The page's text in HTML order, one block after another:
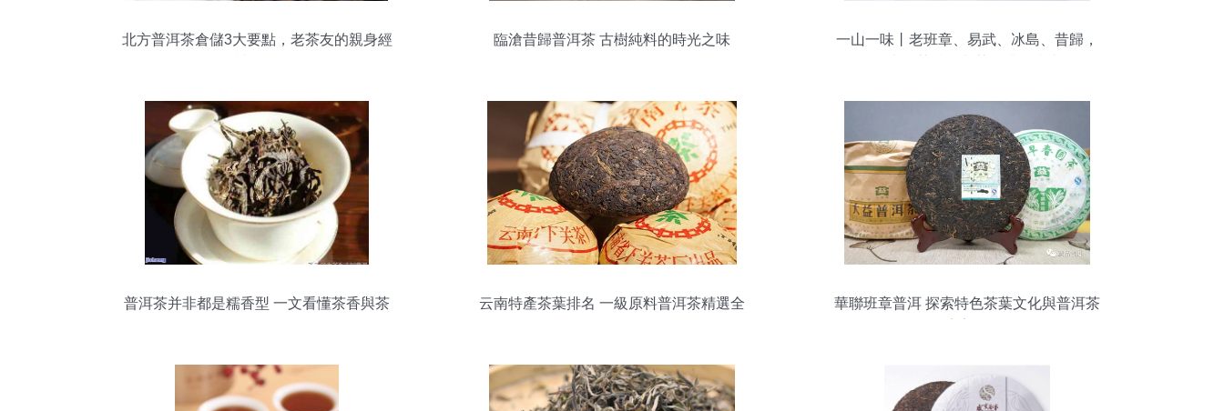
北方普洱茶倉儲3大要點，老茶友的親身經
臨滄昔歸普洱茶 古樹純料的時光之味
一山一味丨老班章、易武、冰島、昔歸，
普洱茶并非都是糯香型 一文看懂茶香與茶
云南特產茶葉排名 一級原料普洱茶精選全
華聯班章普洱 探索特色茶葉文化與普洱茶